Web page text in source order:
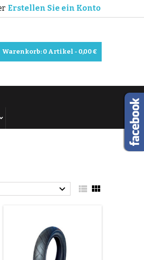
Erstellen Sie ein Konto
Warenkorb: 0 Artikel - 0,00 €
  